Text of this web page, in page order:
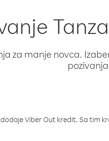
za manje novca.
Viber Out kredit. Sa tim